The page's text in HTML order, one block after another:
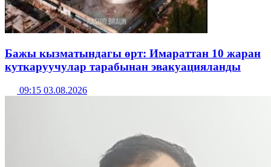
Бажы кызматындагы өрт: Имараттан 10 жаран
куткаруучулар тарабынан эвакуацияланды
09:15 03.08.2026